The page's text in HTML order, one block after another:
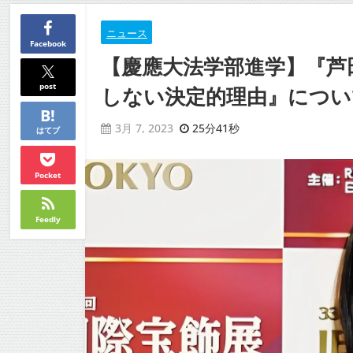
Facebook
post
はてブ
Pocket
Feedly
ニュース
【慶應大法学部進学】『
しない決定的理由』につ
3月 7, 2023 25分41秒